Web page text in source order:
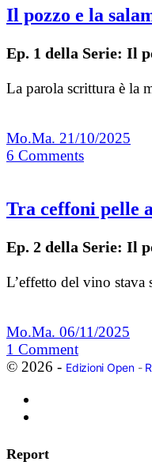
Il pozzo e la
Ep. 1 della Serie: Il
La parola scrittura è la
Mo.Ma. 21/10/2025
6 Comments
Tra ceffoni pelle
Ep. 2 della Serie: Il
L’effetto del vino
Mo.Ma. 06/11/2025
1 Comment
© 2026 - Edizioni Open-
Report